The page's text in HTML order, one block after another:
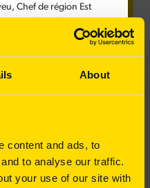
About
content and ads, to
to analyse our traffic.
your use of our site with
RTF
Chef de région Est
à réaliser sur
sont indispensables
du sol et
la tonte, de l'arrosage
mécaniquement